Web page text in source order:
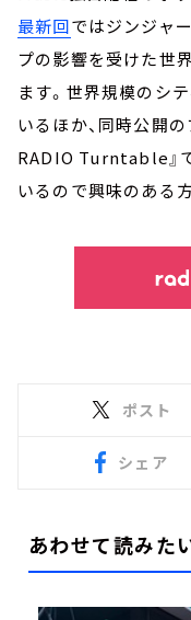
最新回ではジンジャ
プの影響を受けた世
ます。世界規模のシ
いるほか、同時公開
RADIO Turntable』
いるので興味のある
ポスト
シェア
あわせて読みた